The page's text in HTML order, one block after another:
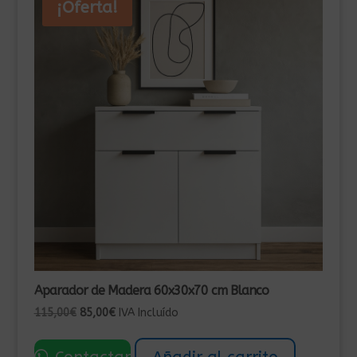
¡Oferta!
Aparador de Madera 60x30x70 cm Blanco
115,00€ El
original
85,00€El
actual
IVA Incluído